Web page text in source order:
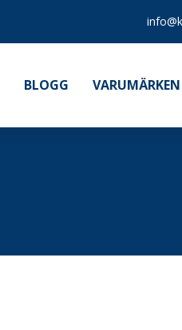
BLOGG VARUMÄRKEN